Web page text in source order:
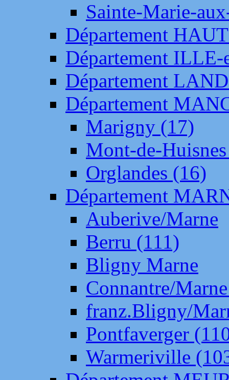
Sainte-Marie-
Département
Département
Département
Département
Marigny (17)
Mont-de-
Orglandes (16)
Département
Auberive/Marne
Berru (111)
Bligny Marne
Connantre/
franz.Bligny/
Pontfaverger
Warmeriville